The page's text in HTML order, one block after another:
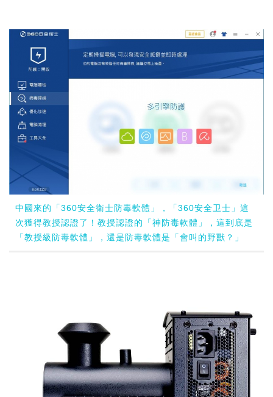
中國來的「360安全衛士防毒軟體」，「360安全卫士」這
次獲得教授認證了！教授認證的「神防毒軟體」，這到底是
「教授級防毒軟體」，還是防毒軟體是「會叫的野獸？」